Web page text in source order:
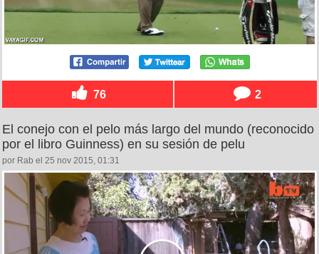
76 2
El conejo con el pelo más largo del mundo (reconocido
por el libro Guinness) en su sesión de pelu
por Rab el 25 nov 2015, 01:31